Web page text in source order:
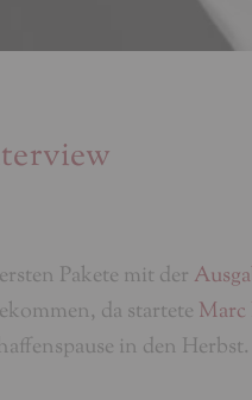
Pakete mit der
da startete Marc
in den